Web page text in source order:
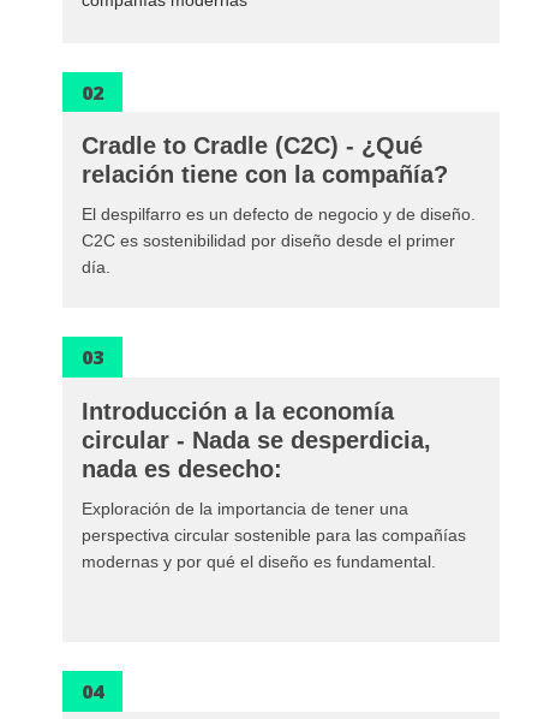
02
Cradle to Cradle (C2C) - ¿Qué
relación tiene con la compañía?
El despilfarro es un defecto de negocio y de diseño.
C2C es sostenibilidad por diseño desde el primer
día.
03
Introducción a la economía
circular - Nada se desperdicia,
nada es desecho:
Exploración de la importancia de tener una
perspectiva circular sostenible para las compañías
modernas y por qué el diseño es fundamental.
04